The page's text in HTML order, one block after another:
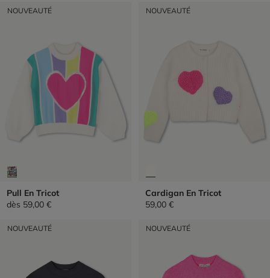
NOUVEAUTÉ
Pull En Tricot
dès 59,00 €
NOUVEAUTÉ
Cardigan En Tricot
59,00 €
NOUVEAUTÉ NOUVEAUTÉ